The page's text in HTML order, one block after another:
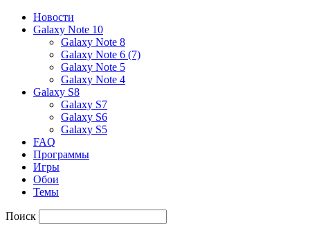
Новости
Galaxy Note 10
Galaxy Note 8
Galaxy Note 6 (7)
Galaxy Note 5
Galaxy Note 4
Galaxy S8
Galaxy S7
Galaxy S6
Galaxy S5
FAQ
Программы
Игры
Обои
Темы
Поиск